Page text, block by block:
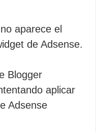
aparece el
de Adsense.
Blogger
aplicar
Adsense